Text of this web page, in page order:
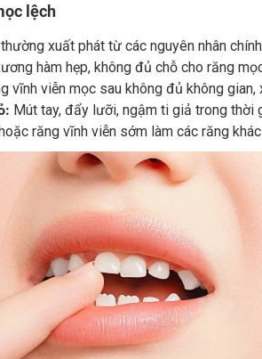
lệch
xuất phát từ các nguyên nhân
hàm hẹp, không đủ chỗ cho răng
vĩnh viễn mọc sau không đủ không
Mút tay, đẩy lưỡi, ngậm ti giả trong thời
răng vĩnh viễn sớm làm các răng